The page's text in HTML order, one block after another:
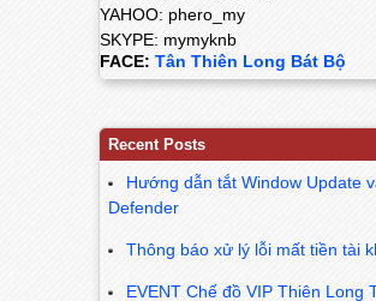
YAHOO: phero_my
SKYPE: mymyknb
FACE: Tân Thiên Long Bát Bộ
Recent Posts
Hướng dẫn tắt Window Update
Defender
Thông báo xử lý lỗi mất tiền tài
EVENT Chế đồ VIP Thiên Long